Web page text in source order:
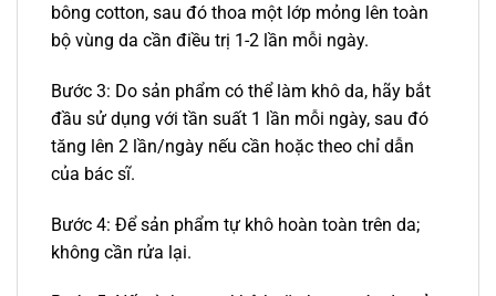
bông cotton, sau đó thoa một lớp mỏng lên toàn
bộ vùng da cần điều trị 1-2 lần mỗi ngày.
Bước 3: Do sản phẩm có thể làm khô da, hãy bắt
đầu sử dụng với tần suất 1 lần mỗi ngày, sau đó
tăng lên 2 lần/ngày nếu cần hoặc theo chỉ dẫn
của bác sĩ.
Bước 4: Để sản phẩm tự khô hoàn toàn trên da;
không cần rửa lại.